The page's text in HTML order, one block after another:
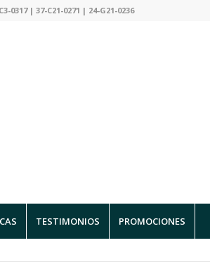
0317 | 37-C21-0271 | 24-G21-0236
TESTIMONIOS PROMOCIONES